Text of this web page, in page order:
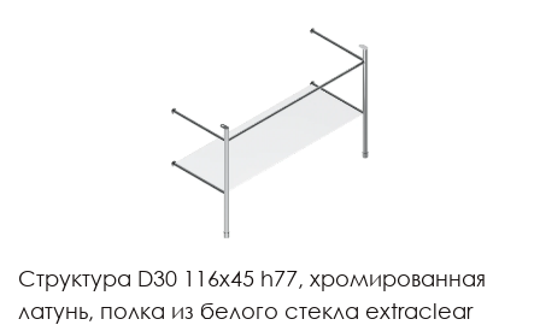
Структура D30 116x45 h77, хромированная
латунь, полка из белого стекла extraclear